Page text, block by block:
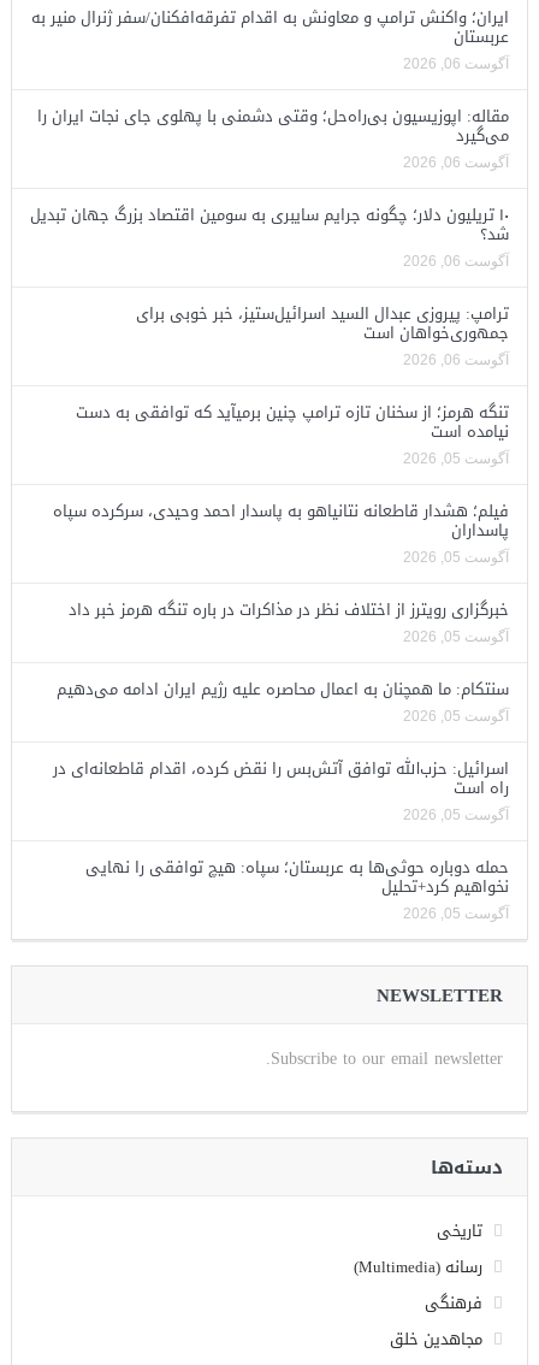
ایران؛ واکنش ترامپ و معاونش به اقدام تفرقه‌افکنان/سفر ژنرال منیر به
عربستان
آگوست 06, 2026
مقاله: اپوزیسیون بی‌راه‌حل؛ وقتی دشمنی با پهلوی جای نجات ایران را
می‌گیرد
آگوست 06, 2026
۱۰ تریلیون دلار؛ چگونه جرایم سایبری به سومین اقتصاد بزرگ جهان تبدیل
شد؟
آگوست 06, 2026
ترامپ: پیروزی عبدال السید اسرائیل‌ستیز، خبر خوبی برای
جمهوری‌خواهان است
آگوست 06, 2026
تنگه هرمز؛ از سخنان تازه ترامپ چنین برمیآید که توافقی به دست
نیامده است
آگوست 05, 2026
فیلم؛ هشدار قاطعانه نتانیاهو به پاسدار احمد وحیدی، سرکرده سپاه
پاسداران
آگوست 05, 2026
خبرگزاری رویترز از اختلاف نظر در مذاکرات در باره تنگه هرمز خبر داد
آگوست 05, 2026
سنتکام: ما همچنان به اعمال محاصره علیه رژیم ایران ادامه می‌دهیم
آگوست 05, 2026
اسرائیل: حزب‌الله توافق آتش‌بس را نقض کرده، اقدام قاطعانه‌ای در
راه است
آگوست 05, 2026
حمله دوباره حوثی‌ها به عربستان؛ سپاه: هیچ توافقی را نهایی
نخواهیم کرد+تحلیل
آگوست 05, 2026
NEWSLETTER
Subscribe to our email newsletter.
دسته‌ها
تاریخی
رسانه (Multimedia)
فرهنگی
مجاهدین خلق